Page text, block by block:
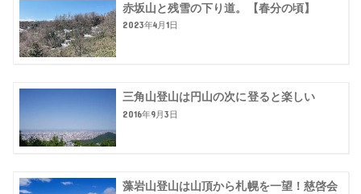
赤坂山と残雪の下り道。【春分の頃】
2023年4月1日
三角山登山は円山の次に登ると楽しい
2016年9月3日
藻岩山登山は山頂から札幌を一望！慈啓会